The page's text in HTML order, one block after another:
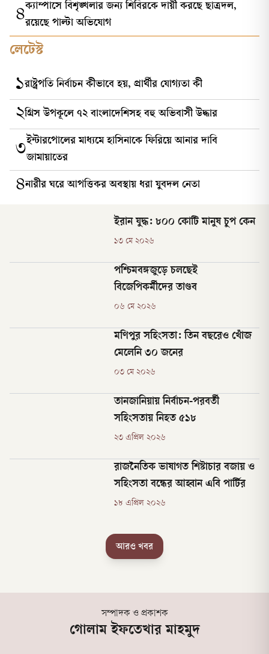
৪ক্যাম্পাসে বিশৃঙ্খলার জন্য শিবিরকে দায়ী করছে ছাত্রদল,
রয়েছে পাল্টা অভিযোগ
লেটেস্ট
১রাষ্ট্রপতি নির্বাচন কীভাবে হয়, প্রার্থীর যোগ্যতা কী
২গ্রিস উপকূলে ৭২ বাংলাদেশিসহ বহু অভিবাসী উদ্ধার
৩ইন্টারপোলের মাধ্যমে হাসিনাকে ফিরিয়ে আনার দাবি
জামায়াতের
৪নারীর ঘরে আপত্তিকর অবস্থায় ধরা যুবদল নেতা
ইরান যুদ্ধ: ৮০০ কোটি মানুষ চুপ কেন
১৩ মে ২০২৬
পশ্চিমবঙ্গজুড়ে চলছেই
বিজেপিকর্মীদের তাণ্ডব
০৬ মে ২০২৬
মণিপুর সহিংসতা: তিন বছরেও খোঁজ
মেলেনি ৩০ জনের
০৩ মে ২০২৬
তানজানিয়ায় নির্বাচন-পরবর্তী
সহিংসতায় নিহত ৫১৮
২৩ এপ্রিল ২০২৬
রাজনৈতিক ভাষাগত শিষ্টাচার বজায় ও
সহিংসতা বন্ধের আহ্বান এবি পার্টির
১৮ এপ্রিল ২০২৬
আরও খবর
সম্পাদক ও প্রকাশক
গোলাম ইফতেখার মাহমুদ